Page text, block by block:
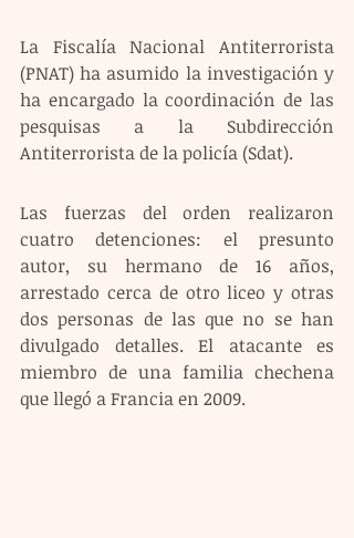
La Fiscalía Nacional Antiterrorista
(PNAT) ha asumido la investigación y
ha encargado la coordinación de las
pesquisas a la Subdirección
Antiterrorista de la policía (Sdat).
Las fuerzas del orden realizaron
cuatro detenciones: el presunto
autor, su hermano de 16 años,
arrestado cerca de otro liceo y otras
dos personas de las que no se han
divulgado detalles. El atacante es
miembro de una familia chechena
que llegó a Francia en 2009.